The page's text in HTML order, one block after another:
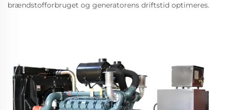
brændstofforbruget og generatorens driftstid optimeres.